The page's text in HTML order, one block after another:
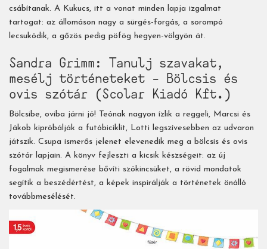
csábítanak. A Kukucs, itt a vonat minden lapja izgalmat
tartogat: az állomáson nagy a sürgés-forgás, a sorompó
lecsukódik, a gőzös pedig pöfög hegyen-völgyön át.
Sandra Grimm: Tanulj szavakat,
mesélj történeteket – Bölcsis és
ovis szótár (Scolar Kiadó Kft.)
Bölcsibe, oviba járni jó! Teónak nagyon ízlik a reggeli, Marcsi és
Jákob kipróbálják a futóbiciklit, Lotti legszívesebben az udvaron
játszik. Csupa ismerős jelenet elevenedik meg a bölcsis és ovis
szótár lapjain. A könyv fejleszti a kicsik készségeit: az új
fogalmak megismerése bővíti szókincsüket, a rövid mondatok
segítik a beszédértést, a képek inspirálják a történetek önálló
továbbmesélését.